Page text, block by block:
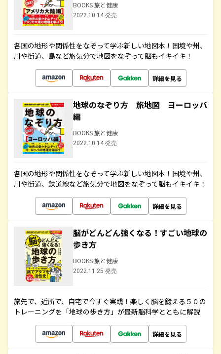
BOOKS 旅と健康
2022.10.14 発売
各国の地形や関係性をなぞって学ぶ新しい地図本！国境や州、
川や街道、島など旅気分で地図をなぞって脳もイキイキ！
詳細を見る
地球のなぞり方 旅地図 ヨーロッパ
編
BOOKS 旅と健康
2022.10.14 発売
各国の地形や関係性をなぞって学ぶ新しい地図本！国境や州、
川や街道、鉄道線など旅気分で地図をなぞって脳もイキイキ！
詳細を見る
脳がどんどん強くなる！すごい地球の
歩き方
BOOKS 旅と健康
2022.11.25 発売
旅先で、近所で、自宅で今すぐ実践！楽しく脳を鍛える５０の
トレーニングを「地球の歩き方」が最新脳科学とともに解説
詳細を見る